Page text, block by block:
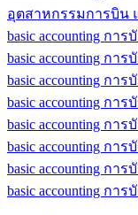
อุตสาหกรรมการบิน
basic accounting กา
basic accounting กา
basic accounting กา
basic accounting กา
basic accounting กา
basic accounting กา
basic accounting กา
basic accounting กา